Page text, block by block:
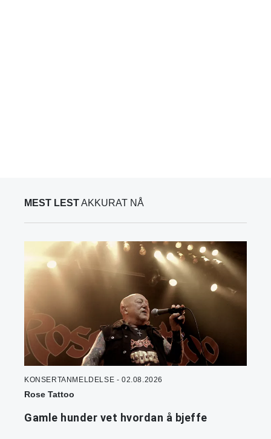
MEST LESTAKKURAT NÅ
KONSERTANMELDELSE - 02.08.2026
Rose Tattoo
Gamle hunder vet hvordan å bjeffe